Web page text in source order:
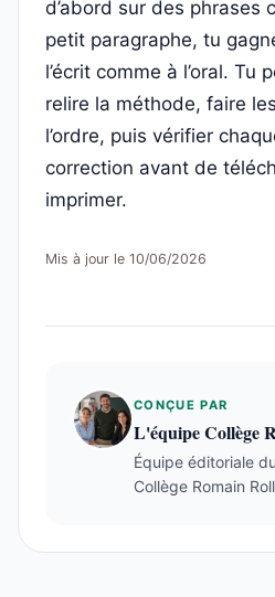
d’abord sur des phrases
petit paragraphe, tu
l’écrit comme à l’oral. Tu
relire la méthode, faire
l’ordre, puis vérifier
correction avant de
imprimer.
Mis à jour le 10/06/2026
CONÇUE PAR
L'équipe Collège
Équipe éditoriale
Collège Romain